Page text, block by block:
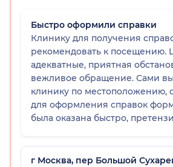
Быстро оформили справки
Клинику для получения
рекомендовать к посещению.
адекватные, приятная
вежливое обращение. Сами
клинику по местоположению,
для оформления справок
была оказана быстро,
работать, чтобы привлекать
г Москва, пер Большой